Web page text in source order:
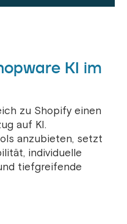
KI im
zu Shopify einen
auf KI.
anzubieten, setzt
individuelle
tiefgreifende